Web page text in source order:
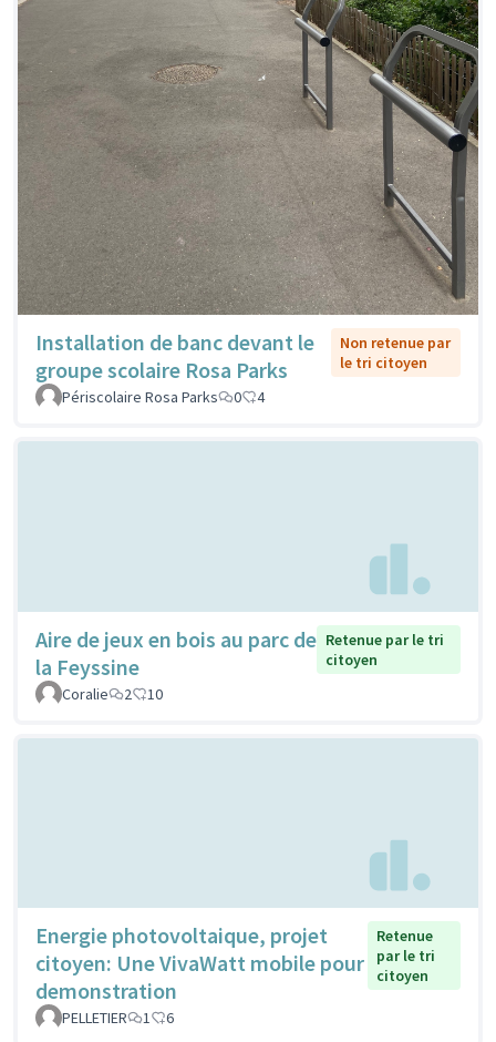
Installation de banc devant le
groupe scolaire Rosa Parks
Non retenue par
le tri citoyen
Périscolaire Rosa Parks
0 4
Aire de jeux en bois au parc de
la Feyssine
Retenue par le tri
citoyen
Coralie
2 10
Energie photovoltaique, projet
citoyen: Une VivaWatt mobile pour
demonstration
Retenue
par le tri
citoyen
PELLETIER 1 6